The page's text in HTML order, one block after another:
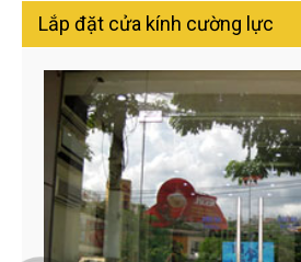
Lắp đặt cửa kính cường lực